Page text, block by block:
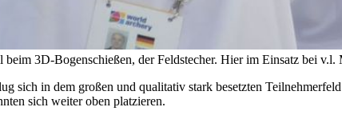
3D-Bogenschießen, der Feldstecher. Hier im Einsatz bei
sich in dem großen und qualitativ stark besetzten
sich weiter oben platzieren.